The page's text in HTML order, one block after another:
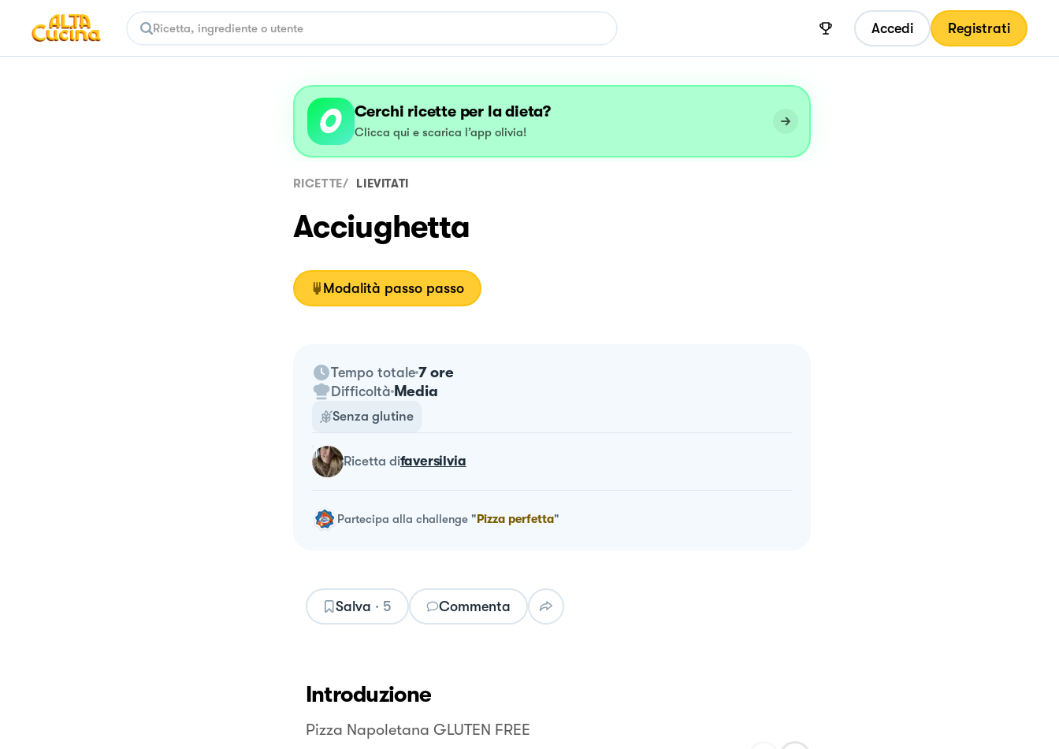
Accedi Registrati
Cerchi ricette per la dieta?
Clicca qui e scarica l’app olivia!
RICETTE/ LIEVITATI
Acciughetta
Modalità passo passo
Tempo totale 7 ore
Difficoltà Media
Senza glutine
ricetta difaversilvia
Partecipa alla challenge"Pizza perfetta"
Salva · 5 Commenta
Introduzione
Pizza Napoletana GLUTEN FREE